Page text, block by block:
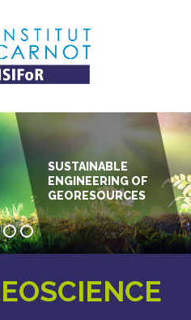
SUSTAINABLE
ENGINEERING OF
GEORESOURCES